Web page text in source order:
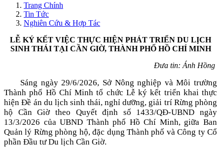
Trang Chính
Tin Tức
Nghiên Cứu & Hợp Tác
LỄ KÝ KẾT VIỆC THỰC HIỆN PHÁT TRIỂN DU LỊCH
SINH THÁI TẠI CẦN GIỜ, THÀNH PHỐ HỒ CHÍ MINH
Đưa tin: Ánh Hồng
Sáng ngày 29/6/2026, Sở Nông nghiệp và Môi trường
Thành phố Hồ Chí Minh tổ chức Lễ ký kết triển khai thực
hiện Đề án du lịch sinh thái, nghỉ dưỡng, giải trí Rừng phòng
hộ Cần Giờ theo Quyết định số 1433/QĐ-UBND ngày
13/3/2026 của UBND Thành phố Hồ Chí Minh, giữa Ban
Quản lý Rừng phòng hộ, đặc dụng Thành phố và Công ty Cổ
phần Đầu tư Du lịch Cần Giờ.